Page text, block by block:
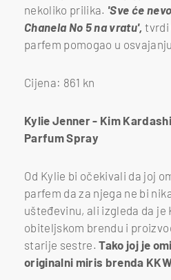
nekoliko prilika. 'Sve će
Chanela No 5 na vratu', tvrdi
parfem pomogao u
Cijena: 861 kn
Kylie Jenner - Kim
Parfum Spray
Od Kylie bi očekivali da joj
parfem da za njega ne bi
ušteđevinu, ali izgleda da je
obiteljskom brendu i
starije sestre. Tako joj je
originalni miris brenda